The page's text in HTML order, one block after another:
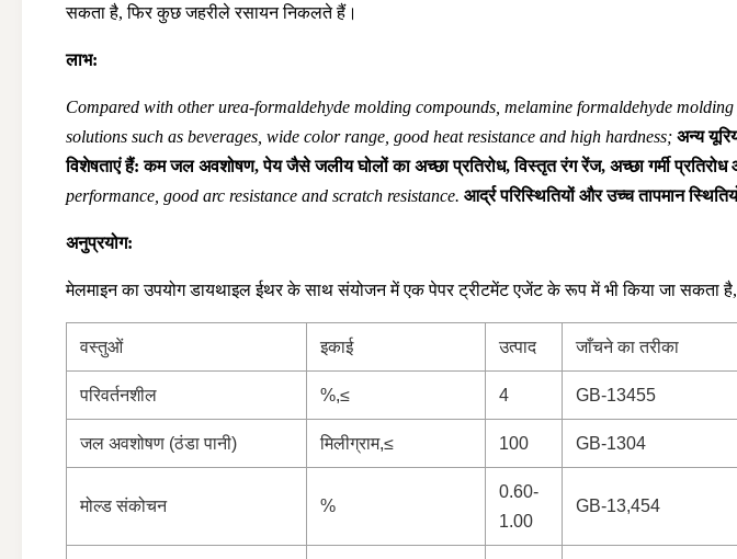
सकता है, फिर कुछ जहरीले रसायन निकलते हैं।
लाभ:
Compared with other urea-formaldehyde molding compounds, melamine formaldehyde
solutions such as beverages, wide color range, good heat resistance and high hardness; अन्य
विशेषताएं हैं: कम जल अवशोषण, पेय जैसे जलीय घोलों का अच्छा प्रतिरोध, विस्तृत रंग रेंज, अच्छा गर्मी
performance, good arc resistance and scratch resistance. आर्द्र परिस्थितियों और उच्च तापमान
अनुप्रयोग:
मेलमाइन का उपयोग डायथाइल ईथर के साथ संयोजन में एक पेपर ट्रीटमेंट एजेंट के रूप में भी किया जा
वस्तुओं इकाई उत्पाद जाँचने का तरीका
परिवर्तनशील %,≤ 4 GB-13455
जल अवशोषण (ठंडा पानी) मिलीग्राम,≤ 100 GB-1304
मोल्ड संकोचन %
0.60-
1.00
GB-13,454